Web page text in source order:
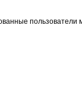
пользователи